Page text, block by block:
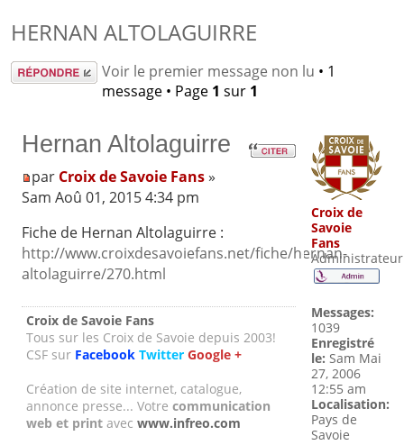
HERNAN ALTOLAGUIRRE
Répondre Voir le premier message non lu • 1
message • Page 1 sur 1
Hernan Altolaguirre
par Croix de Savoie Fans»
Sam Aoû 01, 2015 4:34 pm
Fiche de Hernan Altolaguirre :
http://www.croixdesavoiefans.net/fiche/hernan-
altolaguirre/270.html
Croix de Savoie Fans
Tous sur les Croix de Savoie depuis 2003!
CSF sur Facebook Twitter Google +
Création de site internet, catalogue,
annonce presse... Votrecommunication
web et print avecwww.infreo.com
Croix de
Savoie
Fans
Administrateur
Messages:
1039
Enregistré
le: Sam Mai
27, 2006
12:55 am
Localisation:
Pays de
Savoie